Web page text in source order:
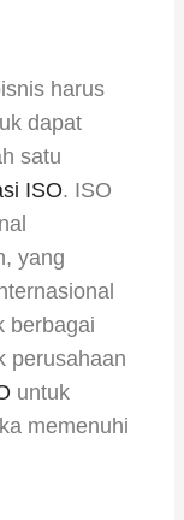
harus
dapat
satu
ISO. ISO
yang
berbagai
perusahaan
untuk
memenuhi